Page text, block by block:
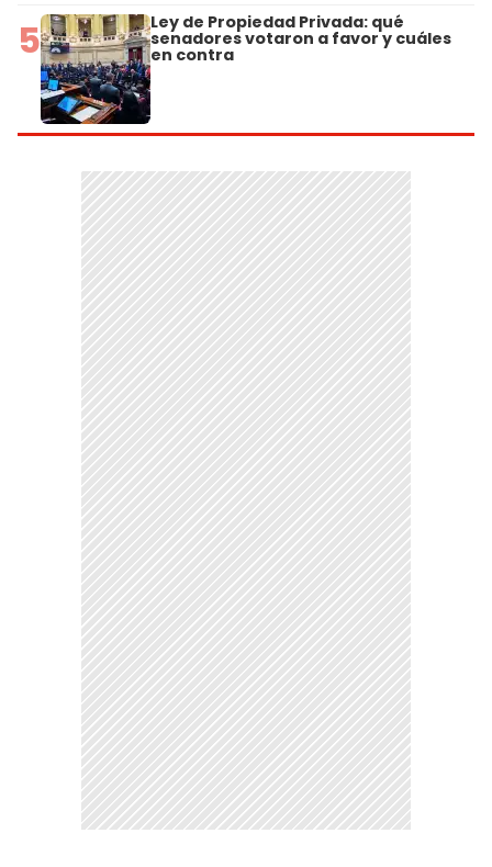
5 Ley de Propiedad Privada: qué
senadores votaron a favor y cuáles
en contra